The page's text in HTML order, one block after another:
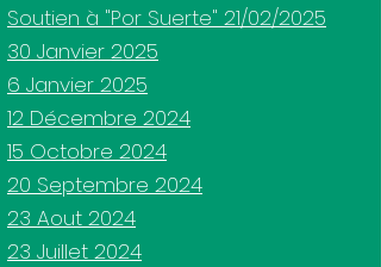
Soutien à "Por Suerte" 21/02/2025
30 Janvier 2025
6 Janvier 2025
12 Décembre 2024
15 Octobre 2024
20 Septembre 2024
23 Aout 2024
23 Juillet 2024